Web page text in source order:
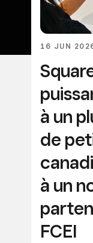
16 JUN
à un
de
à un
FCEI